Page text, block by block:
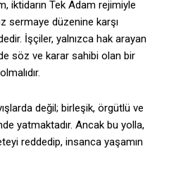
iktidarın Tek Adam rejimiyle
sermaye düzenine karşı
İşçiler, yalnızca hak arayan
söz ve karar sahibi olan bir
değil; birleşik, örgütlü ve
yatmaktadır. Ancak bu yolla,
reddedip, insanca yaşamın